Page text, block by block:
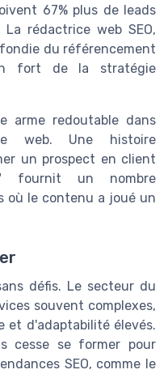
67% plus de leads
rédactrice web SEO,
du référencement
fort de la stratégie
arme redoutable dans
web. Une histoire
un prospect en client
fournit un nombre
où le contenu a joué un
défis. Le secteur du
souvent complexes,
et d'adaptabilité élevés.
cesse se former pour
SEO, comme le